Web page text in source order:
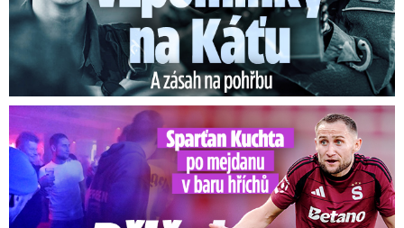
Kuchta po mejdanu v baru hříchů: Přišel na trénink opilý?!